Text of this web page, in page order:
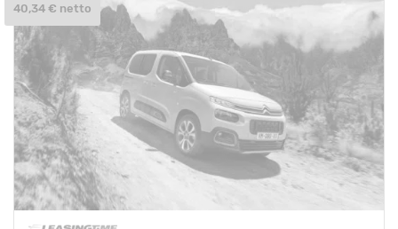
40,34 € netto